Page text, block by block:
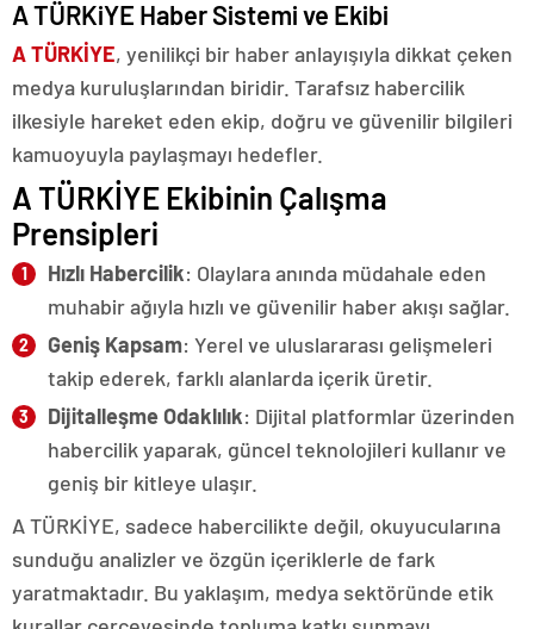
A TÜRKiYE Haber Sistemi ve Ekibi
A TÜRKİYE, yenilikçi bir haber anlayışıyla dikkat çeken
medya kuruluşlarından biridir. Tarafsız habercilik
ilkesiyle hareket eden ekip, doğru ve güvenilir bilgileri
kamuoyuyla paylaşmayı hedefler.
A TÜRKİYE Ekibinin Çalışma
Prensipleri
Hızlı Habercilik: Olaylara anında müdahale eden
muhabir ağıyla hızlı ve güvenilir haber akışı sağlar.
Geniş Kapsam: Yerel ve uluslararası gelişmeleri
takip ederek, farklı alanlarda içerik üretir.
Dijitalleşme Odaklılık: Dijital platformlar üzerinden
habercilik yaparak, güncel teknolojileri kullanır ve
geniş bir kitleye ulaşır.
A TÜRKİYE, sadece habercilikte değil, okuyucularına
sunduğu analizler ve özgün içeriklerle de fark
yaratmaktadır. Bu yaklaşım, medya sektöründe etik